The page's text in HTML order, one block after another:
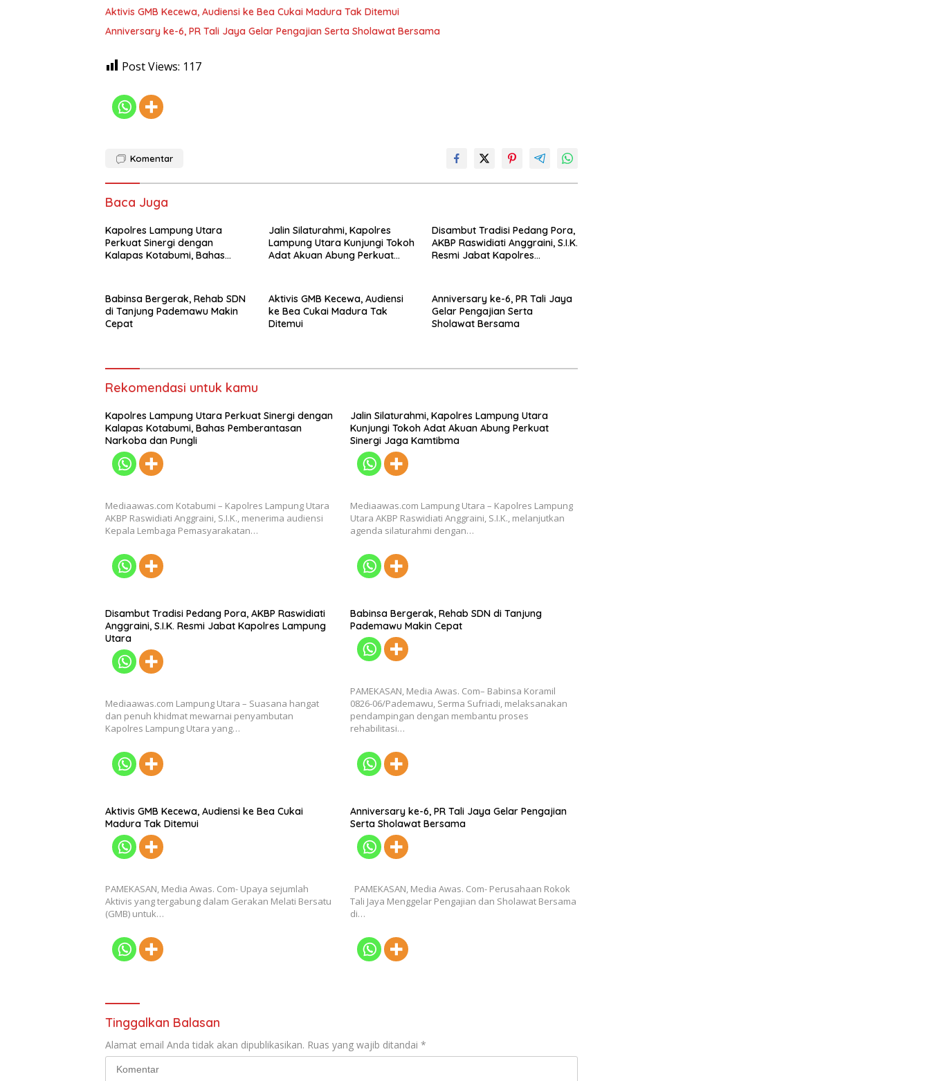
Aktivis GMB Kecewa, Audiensi ke Bea Cukai Madura Tak Ditemui
Anniversary ke-6, PR Tali Jaya Gelar Pengajian Serta Sholawat Bersama
Post Views: 117
Komentar
Baca Juga
Kapolres Lampung Utara
Perkuat Sinergi dengan
Kalapas Kotabumi, Bahas
Jalin Silaturahmi, Kapolres
Lampung Utara Kunjungi Tokoh
Adat Akuan Abung Perkuat
Disambut Tradisi Pedang Pora,
AKBP Raswidiati Anggraini, S.I.K.
Resmi Jabat Kapolres
Babinsa Bergerak, Rehab SDN
di Tanjung Pademawu Makin
Cepat
Aktivis GMB Kecewa, Audiensi
ke Bea Cukai Madura Tak
Ditemui
Anniversary ke-6, PR Tali Jaya
Gelar Pengajian Serta
Sholawat Bersama
Rekomendasi untuk kamu
Kapolres Lampung Utara Perkuat Sinergi dengan
Kalapas Kotabumi, Bahas Pemberantasan
Narkoba dan Pungli
Mediaawas.com Kotabumi – Kapolres Lampung Utara
AKBP Raswidiati Anggraini, S.I.K., menerima audiensi
Kepala Lembaga Pemasyarakatan…
Jalin Silaturahmi, Kapolres Lampung Utara
Kunjungi Tokoh Adat Akuan Abung Perkuat
Sinergi Jaga Kamtibma
Mediaawas.com Lampung Utara – Kapolres Lampung
Utara AKBP Raswidiati Anggraini, S.I.K., melanjutkan
agenda silaturahmi dengan…
Disambut Tradisi Pedang Pora, AKBP Raswidiati
Anggraini, S.I.K. Resmi Jabat Kapolres Lampung
Utara
Mediaawas.com Lampung Utara – Suasana hangat
dan penuh khidmat mewarnai penyambutan
Kapolres Lampung Utara yang…
Babinsa Bergerak, Rehab SDN di Tanjung
Pademawu Makin Cepat
PAMEKASAN, Media Awas. Com– Babinsa Koramil
0826-06/Pademawu, Serma Sufriadi, melaksanakan
pendampingan dengan membantu proses
rehabilitasi…
Aktivis GMB Kecewa, Audiensi ke Bea Cukai
Madura Tak Ditemui
PAMEKASAN, Media Awas. Com- Upaya sejumlah
Aktivis yang tergabung dalam Gerakan Melati Bersatu
(GMB) untuk…
Anniversary ke-6, PR Tali Jaya Gelar Pengajian
Serta Sholawat Bersama
PAMEKASAN, Media Awas. Com- Perusahaan Rokok
Tali Jaya Menggelar Pengajian dan Sholawat Bersama
di…
Tinggalkan Balasan
Alamat email Anda tidak akan dipublikasikan. Ruas yang wajib ditandai *